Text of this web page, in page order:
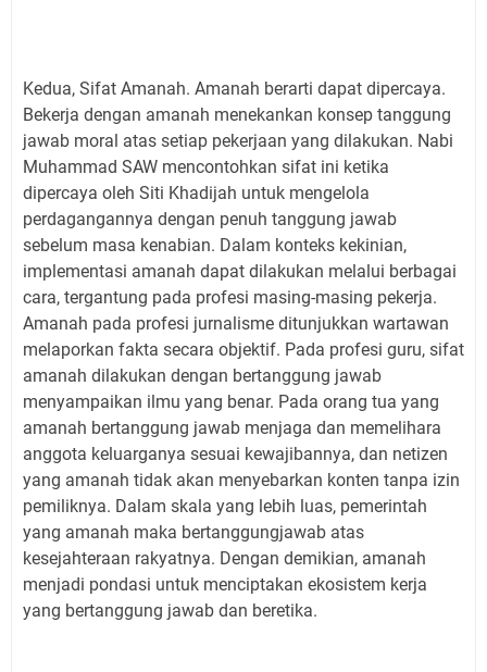
Kedua, Sifat Amanah. Amanah berarti dapat dipercaya.
Bekerja dengan amanah menekankan konsep tanggung
jawab moral atas setiap pekerjaan yang dilakukan. Nabi
Muhammad SAW mencontohkan sifat ini ketika
dipercaya oleh Siti Khadijah untuk mengelola
perdagangannya dengan penuh tanggung jawab
sebelum masa kenabian. Dalam konteks kekinian,
implementasi amanah dapat dilakukan melalui berbagai
cara, tergantung pada profesi masing-masing pekerja.
Amanah pada profesi jurnalisme ditunjukkan wartawan
melaporkan fakta secara objektif. Pada profesi guru, sifat
amanah dilakukan dengan bertanggung jawab
menyampaikan ilmu yang benar. Pada orang tua yang
amanah bertanggung jawab menjaga dan memelihara
anggota keluarganya sesuai kewajibannya, dan netizen
yang amanah tidak akan menyebarkan konten tanpa izin
pemiliknya. Dalam skala yang lebih luas, pemerintah
yang amanah maka bertanggungjawab atas
kesejahteraan rakyatnya. Dengan demikian, amanah
menjadi pondasi untuk menciptakan ekosistem kerja
yang bertanggung jawab dan beretika.